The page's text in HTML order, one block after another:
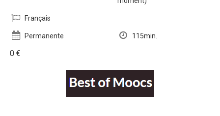
Français
Permanente 115min.
0 €